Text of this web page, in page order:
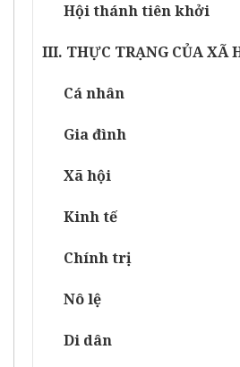
Hội thánh tiên khởi
III. THỰC TRẠNG CỦA XÃ
Cá nhân
Gia đình
Xã hội
Kinh tế
Chính trị
Nô lệ
Di dân